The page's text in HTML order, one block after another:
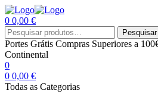
0 0,00 €
Menu
Procurar
por:
Pesquisar
Portes Grátis Compras Superiores a
Continental
0
0 0,00 €
Todas as Categorias